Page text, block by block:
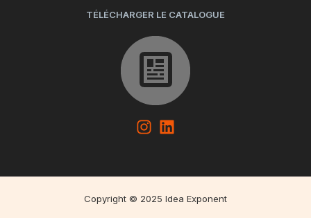
TÉLÉCHARGER LE CATALOGUE
Copyright © 2025 Idea Exponent